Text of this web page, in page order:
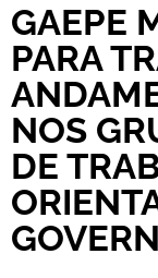
GAEPE
PARA
NOS
DE